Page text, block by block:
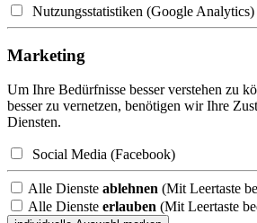
Nutzungsstatistiken (Google Analytics)
Marketing
Um Ihre Bedürfnisse besser verstehen zu
besser zu vernetzen, benötigen wir Ihre
Diensten.
Social Media (Facebook)
Alle Dienste ablehnen (Mit Leertaste
Alle Dienste erlauben (Mit Leertaste